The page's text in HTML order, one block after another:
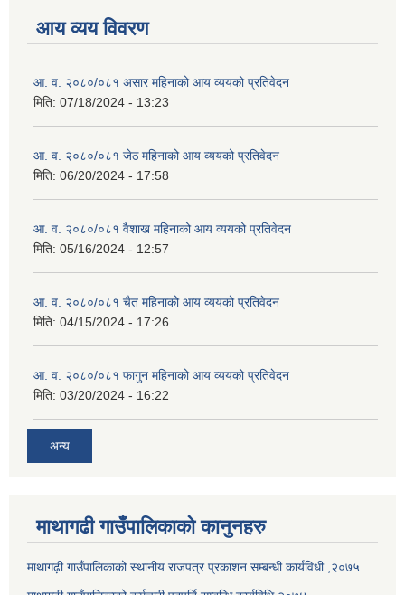
आय व्यय विवरण
आ. व. २०८०/०८१ असार महिनाको आय व्ययको प्रतिवेदन
मिति: 07/18/2024 - 13:23
आ. व. २०८०/०८१ जेठ महिनाको आय व्ययको प्रतिवेदन
मिति: 06/20/2024 - 17:58
आ. व. २०८०/०८१ वैशाख महिनाको आय व्ययको प्रतिवेदन
मिति: 05/16/2024 - 12:57
आ. व. २०८०/०८१ चैत महिनाको आय व्ययको प्रतिवेदन
मिति: 04/15/2024 - 17:26
आ. व. २०८०/०८१ फागुन महिनाको आय व्ययको प्रतिवेदन
मिति: 03/20/2024 - 16:22
अन्य
माथागढी गाउँपालिकाको कानुनहरु
माथागढ़ी गाउँपालिकाको स्थानीय राजपत्र प्रकाशन सम्बन्धी कार्यविधी ,२०७५